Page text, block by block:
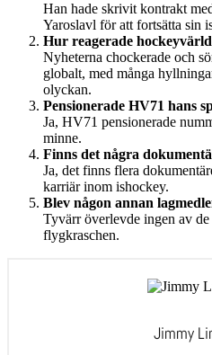
Han hade skrivit kontrakt
Yaroslavl för att fortsätta sin
Hur reagerade
Nyheterna chockerade och
globalt, med många
olyckan.
Pensionerade HV71 hans
Ja, HV71 pensionerade
minne.
Finns det några
Ja, det finns flera
karriär inom ishockey.
Blev någon annan
Tyvärr överlevde ingen av
flygkraschen.
Jimmy